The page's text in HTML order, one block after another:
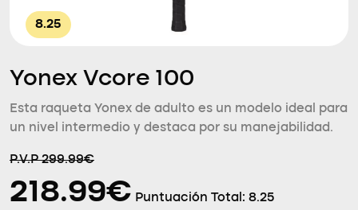
8.25
Yonex Vcore 100
Esta raqueta Yonex de adulto es un modelo ideal para
un nivel intermedio y destaca por su manejabilidad.
P.V.P 299.99€
218.99€ Puntuación Total: 8.25